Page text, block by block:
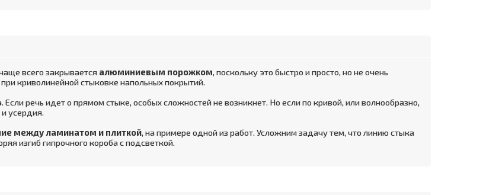
всего закрывается алюминиевым порожком, поскольку это быстро и просто, но не очень
криволинейной стыковке напольных покрытий.
речь идет о прямом стыке, особых сложностей не возникнет. Но если по кривой, или волнообразно,
усердия.
между ламинатом и плиткой, на примере одной из работ. Усложним задачу тем, что линию стыка
изгиб гипрочного короба с подсветкой.